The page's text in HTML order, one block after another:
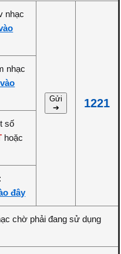
nhạc
Gửi
➔
1221
nhạc
số
hoặc
đây
chờ phải đang sử dụng